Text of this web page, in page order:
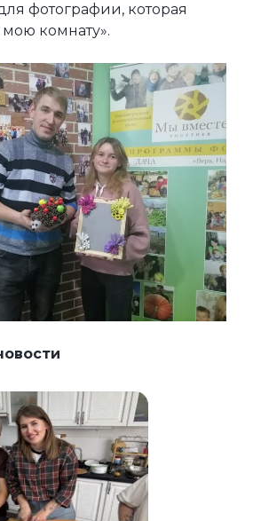
фотографии, которая
комнату».